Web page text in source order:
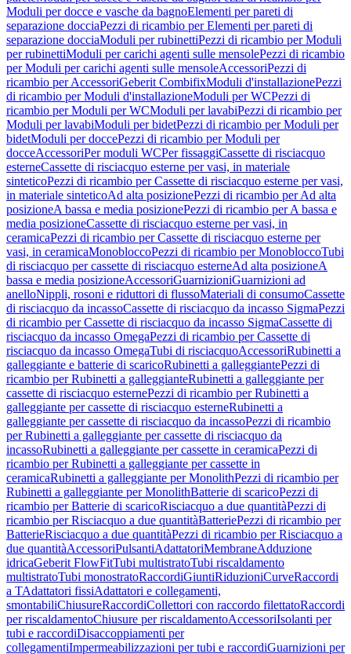
Moduli per docce e vasche da bagnoElementi per pareti di
separazione docciaPezzi di ricambio per Elementi per pareti di
separazione docciaModuli per rubinettiPezzi di ricambio per Moduli
per rubinettiModuli per carichi agenti sulle mensolePezzi di ricambio
per Moduli per carichi agenti sulle mensoleAccessoriPezzi di
ricambio per AccessoriGeberit CombifixModuli d'installazionePezzi
di ricambio per Moduli d'installazioneModuli per WCPezzi di
ricambio per Moduli per WCModuli per lavabiPezzi di ricambio per
Moduli per lavabiModuli per bidetPezzi di ricambio per Moduli per
bidetModuli per doccePezzi di ricambio per Moduli per
docceAccessoriPer moduli WCPer fissaggiCassette di risciacquo
esterneCassette di risciacquo esterne per vasi, in materiale
sinteticoPezzi di ricambio per Cassette di risciacquo esterne per vasi,
in materiale sinteticoAd alta posizionePezzi di ricambio per Ad alta
posizioneA bassa e media posizionePezzi di ricambio per A bassa e
media posizioneCassette di risciacquo esterne per vasi, in
ceramicaPezzi di ricambio per Cassette di risciacquo esterne per
vasi, in ceramicaMonobloccoPezzi di ricambio per MonobloccoTubi
di risciacquo per cassette di risciacquo esterneAd alta posizioneA
bassa e media posizioneAccessoriGuarnizioniGuarnizioni ad
anelloNippli, rosoni e riduttori di flussoMateriali di consumoCassette
di risciacquo da incassoCassette di risciacquo da incasso SigmaPezzi
di ricambio per Cassette di risciacquo da incasso SigmaCassette di
risciacquo da incasso OmegaPezzi di ricambio per Cassette di
risciacquo da incasso OmegaTubi di risciacquoAccessoriRubinetti a
galleggiante e batterie di scaricoRubinetti a galleggiantePezzi di
ricambio per Rubinetti a galleggianteRubinetti a galleggiante per
cassette di risciacquo esternePezzi di ricambio per Rubinetti a
galleggiante per cassette di risciacquo esterneRubinetti a
galleggiante per cassette di risciacquo da incassoPezzi di ricambio
per Rubinetti a galleggiante per cassette di risciacquo da
incassoRubinetti a galleggiante per cassette in ceramicaPezzi di
ricambio per Rubinetti a galleggiante per cassette in
ceramicaRubinetti a galleggiante per MonolithPezzi di ricambio per
Rubinetti a galleggiante per MonolithBatterie di scaricoPezzi di
ricambio per Batterie di scaricoRisciacquo a due quantitàPezzi di
ricambio per Risciacquo a due quantitàBatteriePezzi di ricambio per
BatterieRisciacquo a due quantitàPezzi di ricambio per Risciacquo a
due quantitàAccessoriPulsantiAdattatoriMembraneAdduzione
idricaGeberit FlowFitTubi multistratoTubi riscaldamento
multistratoTubi monostratoRaccordiGiuntiRiduzioniCurveRaccordi
a TAdattatori fissiAdattatori e collegamenti,
smontabiliChiusureRaccordiCollettori con raccordo filettatoRaccordi
per riscaldamentoChiusure per riscaldamentoAccessoriIsolanti per
tubi e raccordiDisaccoppiamenti per
collegamentiImpermeabilizzazioni per tubi e raccordiGuarnizioni per